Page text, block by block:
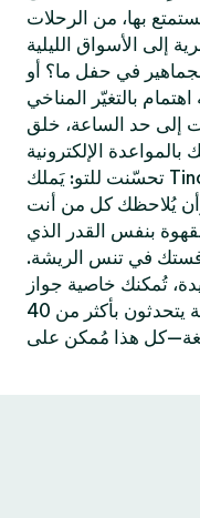
بها، من الرحلات
في حفل ما؟ أو
بالتغيّر المناخي
إعجابات إلى حد الساعة، خلق
بالمواعدة الإلكترونية
تحسّنت للتو: يَملك Tinder خاصيات تُساعدك على الحصول
يُلاحظك كل من أنت
بنفس القدر الذي
في تنس الريشة.
تُمكنك خاصية جواز
السفر من زيارة أكثر من 190 دولة يتحدثون بأكثر من 40